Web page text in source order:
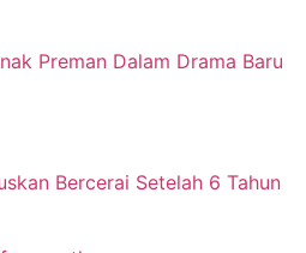
Preman Dalam Drama Baru
Bercerai Setelah 6 Tahun